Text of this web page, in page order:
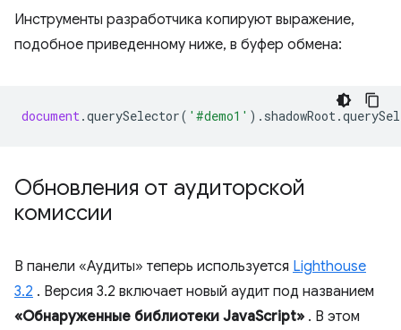
Инструменты разработчика копируют выражение,
подобное приведенному ниже, в буфер обмена:
document.querySelector( '#demo1' ). shadowRoot.
Обновления от аудиторской
комиссии
В панели «Аудиты» теперь используется Lighthouse
3.2 . Версия 3.2 включает новый аудит под названием
«Обнаруженные библиотеки JavaScript» . В этом